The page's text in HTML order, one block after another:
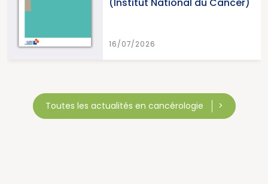
National du Cancer)
2026
Toutes les actualités en cancérologie